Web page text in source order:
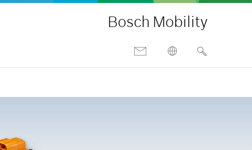
Bosch Mobility